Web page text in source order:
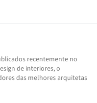
recentemente no
de interiores, o
das melhores arquitetas